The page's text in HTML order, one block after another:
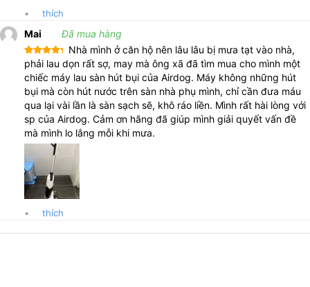
• thích
Mai Đã mua hàng
Được xếp
hạng 55
sao
Nhà mình ở căn hộ nên lâu lâu bị mưa tạt vào nhà,
phải lau dọn rất sợ, may mà ông xã đã tìm mua cho mình một
chiếc máy lau sàn hút bụi của Airdog. Máy không những hút
bụi mà còn hút nước trên sàn nhà phụ mình, chỉ cần đưa máu
qua lại vài lần là sàn sạch sẽ, khô ráo liền. Mình rất hài lòng với
sp của Airdog. Cảm ơn hãng đã giúp mình giải quyết vấn đề
mà mình lo lắng mỗi khi mưa.
• thích